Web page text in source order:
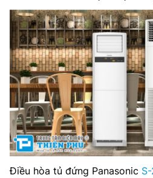
Điều hòa tủ đứng Panasonic